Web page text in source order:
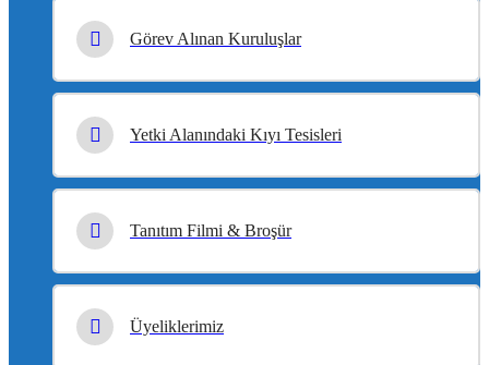
Görev Alınan Kuruluşlar
Yetki Alanındaki Kıyı Tesisleri
Tanıtım Filmi & Broşür
Üyeliklerimiz